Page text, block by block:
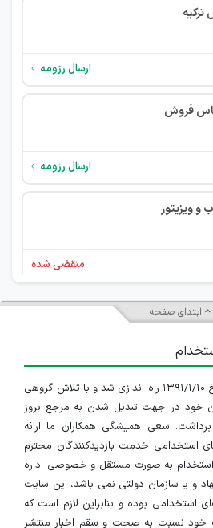
ارسال رزومه
فروش
ارسال رزومه
و ویزیتور
منقضی شده
و ویزیتور
منقضی شده
فروش
منقضی شده
فروش
ابتدای صفحه
سایت ایران استخدام در تاریخ ۱۳۹۱/۱/۱۰ راه اندازی شد و با تلاش گروهی
خود در جهت تبدیل شدن به مرجع بروز
سعی همیشگی همکاران ما ارائه
استخدامی خدمت بازدیدکنندگان محترم
به صورت مستقل و خصوصی اداره
و یا سازمان دولتی نمی باشد، این سایت
استخدامی بوده و بنابراین لازم است که
خود نسبت به صحت و سقم اخبار منتشر